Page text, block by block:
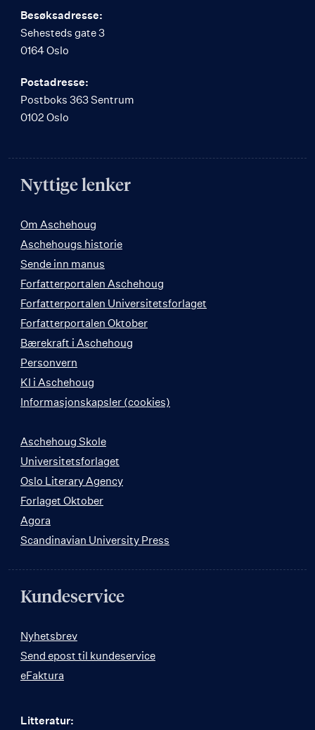
Besøksadresse:
Sehesteds gate 3
0164 Oslo
Postadresse:
Postboks 363 Sentrum
0102 Oslo
Nyttige lenker
Om Aschehoug
Aschehougs historie
Sende inn manus
Forfatterportalen Aschehoug
Forfatterportalen Universitetsforlaget
Forfatterportalen Oktober
Bærekraft i Aschehoug
Personvern
KI i Aschehoug
Informasjonskapsler (cookies)
Aschehoug Skole
Universitetsforlaget
Oslo Literary Agency
Forlaget Oktober
Agora
Scandinavian University Press
Kundeservice
Nyhetsbrev
Send epost til kundeservice
eFaktura
Litteratur: